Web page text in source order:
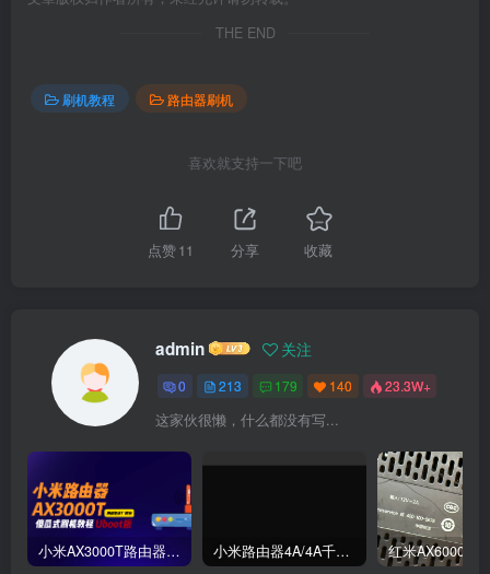
THE END
刷机教程 路由器刷机
喜欢就支持一下吧
点赞11 分享 收藏
admin 关注
0 213 179 140 23.3W+
这家伙很懒，什么都没有写...
小米AX3000T路由器刷机教程傻瓜式uboot版支持v1v2+恢复原厂系统教程RD03 RD23 小米路由器4A/4A千兆版/R4A/R4AC傻瓜式刷机教程breed版+openwrt分区版支持V1V2+恢复原厂教程